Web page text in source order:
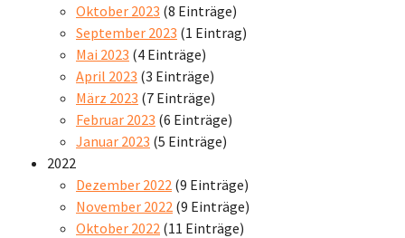
Oktober 2023 (8 Einträge)
September 2023 (1 Eintrag)
Mai 2023 (4 Einträge)
April 2023 (3 Einträge)
März 2023 (7 Einträge)
Februar 2023 (6 Einträge)
Januar 2023 (5 Einträge)
2022
Dezember 2022 (9 Einträge)
November 2022 (9 Einträge)
Oktober 2022 (11 Einträge)